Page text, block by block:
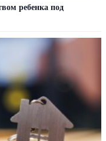
ребенка под